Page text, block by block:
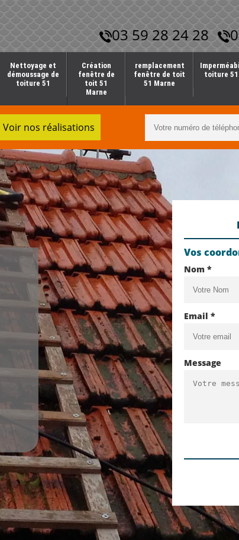
03 59 28 24 28
Nettoyage et
démoussage de
toiture 51
Création
fenêtre de
toit 51
Marne
remplacement
fenêtre de toit
51 Marne
toiture 51
Voir nos réalisations
Vos
Nom *
Email *
Message